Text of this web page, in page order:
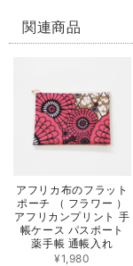
関連商品
アフリカ布のフラット
ポーチ （ フラワー ）
アフリカンプリント 手
帳ケース パスポート
薬手帳 通帳入れ
¥1,980